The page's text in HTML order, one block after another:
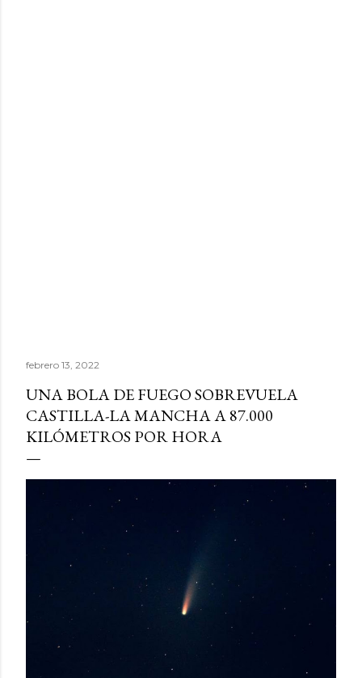
febrero 13, 2022
UNA BOLA DE FUEGO SOBREVUELA
CASTILLA-LA MANCHA A 87.000
KILÓMETROS POR HORA